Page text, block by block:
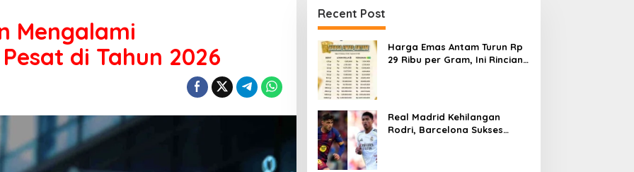
Mengalami
di Tahun 2026
Recent Post
Harga Emas Antam Turun Rp
29 Ribu per Gram, Ini Rincian
Real Madrid Kehilangan
Rodri, Barcelona Sukses